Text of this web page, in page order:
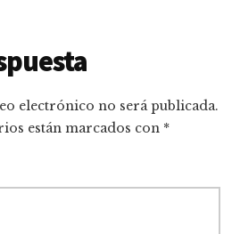
electrónico no será publicada.
están marcados con *